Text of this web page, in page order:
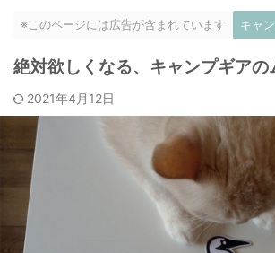
※このページには広告が含まれています キャ
絶対欲しくなる、キャンプギアの
2021年4月12日